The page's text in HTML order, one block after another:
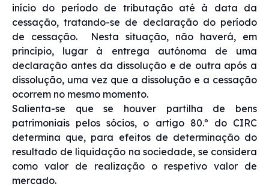
início do período de tributação até à data da
cessação, tratando-se de declaração do período
de cessação. Nesta situação, não haverá, em
princípio, lugar à entrega autónoma de uma
declaração antes da dissolução e de outra após a
dissolução, uma vez que a dissolução e a cessação
ocorrem no mesmo momento.
Salienta-se que se houver partilha de bens
patrimoniais pelos sócios, o artigo 80.º do CIRC
determina que, para efeitos de determinação do
resultado de liquidação na sociedade, se considera
como valor de realização o respetivo valor de
mercado.